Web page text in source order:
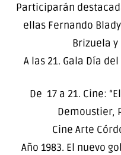
Participarán
ellas Fernando
Brizuela y
A las 21. Gala Día
De 17 a 21. Cine:
Demoustier,
Cine Arte
Año 1983. El nuevo